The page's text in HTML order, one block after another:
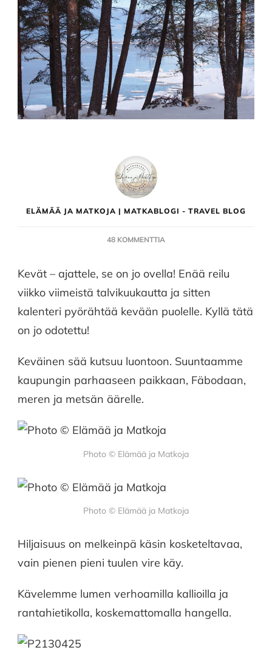
ELÄMÄÄ JA MATKOJA | MATKABLOGI - TRAVEL BLOG
48 KOMMENTTIAARTIKKELIIN
MEREN
ÄÄRELLÄ
FÄBODA,
Kevät – ajattele, se on jo ovella! Enää reilu
viikko viimeistä talvikuukautta ja sitten
kalenteri pyörähtää kevään puolelle. Kyllä tätä
on jo odotettu!
Keväinen sää kutsuu luontoon. Suuntaamme
kaupungin parhaaseen paikkaan, Fäbodaan,
meren ja metsän äärelle.
Photo © Elämää ja Matkoja
Photo © Elämää ja Matkoja
Hiljaisuus on melkeinpä käsin kosketeltavaa,
vain pienen pieni tuulen vire käy.
Kävelemme lumen verhoamilla kallioilla ja
rantahietikolla, koskemattomalla hangella.